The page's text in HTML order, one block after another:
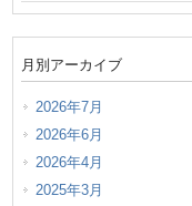
月別アーカイブ
2026年7月
2026年6月
2026年4月
2025年3月